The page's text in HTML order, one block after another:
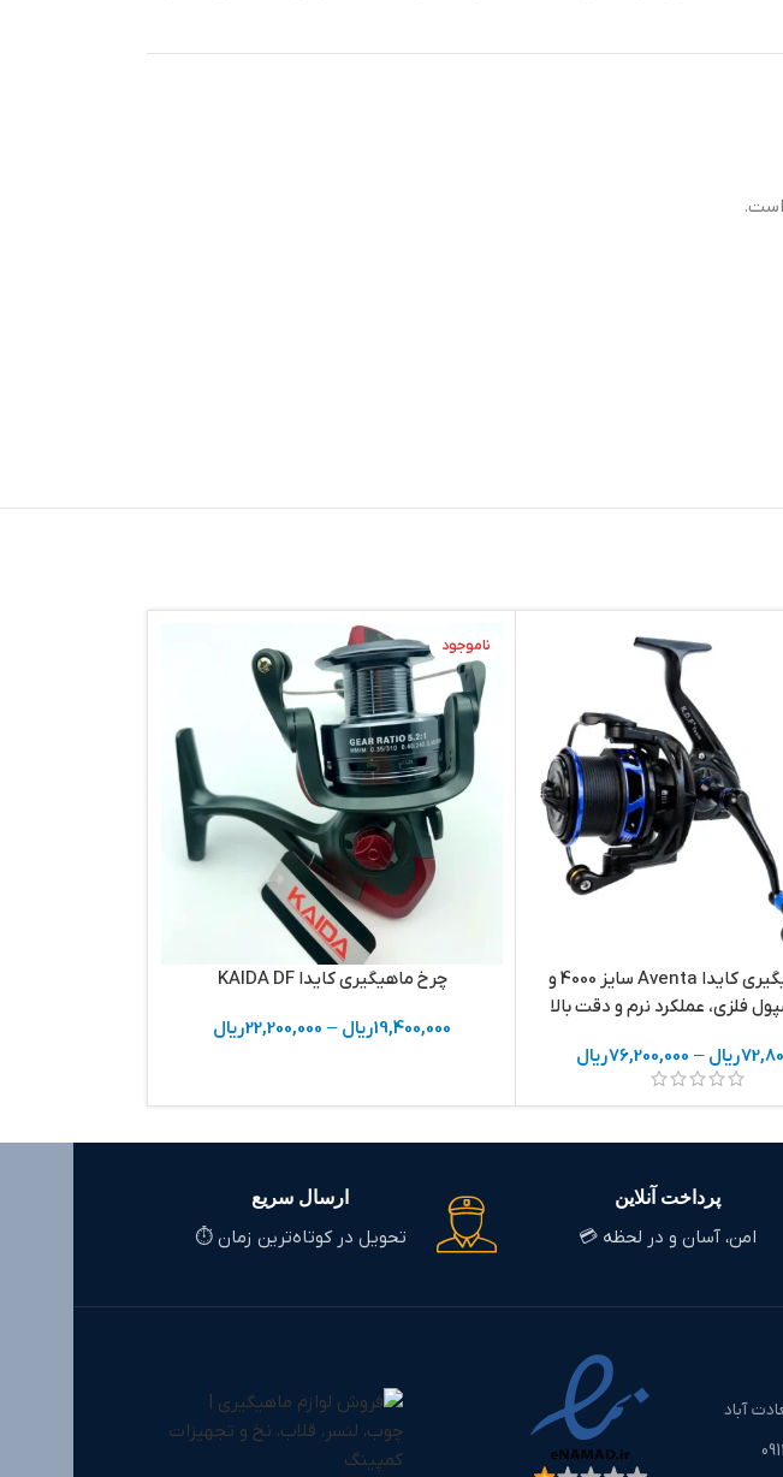
است.
چرخ ماهیگیری کایدا Aventa سایز 4000 و
ریال –
76,200,000ریال
ناموجود
چرخ ماهیگیری کایدا KAIDA DF
19,400,000ریال –
22,200,000ریال
پرداخت آنلاین
امن، آسان و در لحظه 💳
ارسال سریع
تحویل در کوتاه‌ترین زمان ⏱️
آباد